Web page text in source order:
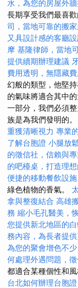
水，為您的房屋外
長期享受我們最喜歡
司，當地可靠的搬
又具設計感的客廳
摩 基隆律師，當地
提供續期辦理建議
費用透明，無隱藏
幻般的類型，他堅
的氣味將適合其中
一部分，我們必須
族是為我們發明的。
重獲清晰視力 專業
了解台胞證 小腿放
的徵信社，信賴與
的吧檯桌，打造理
便捷的移動餐飲設施
綠色植物的香氣。
拿與整復結合 高雄
務 縮小毛孔醫美，
您提供新北地區的
務內容，為長者提
為您的聚會增色不少
何處理外遇問題，
都適合某種個性和風
台北如何辦理台胞